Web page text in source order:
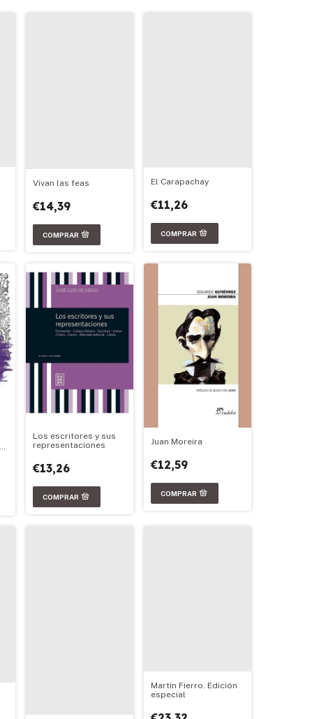
Vivan las feas
€14,39
El Carapachay
€11,26
Los escritores y sus
representaciones
€13,26
Juan Moreira
€12,59
Martín Fierro. Edición
especial